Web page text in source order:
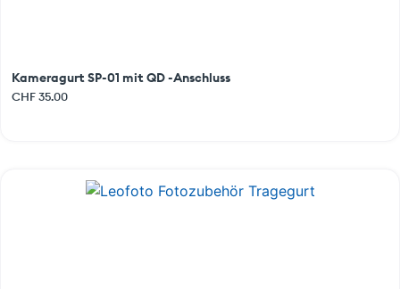
Kameragurt SP-01 mit QD -Anschluss
CHF35.00